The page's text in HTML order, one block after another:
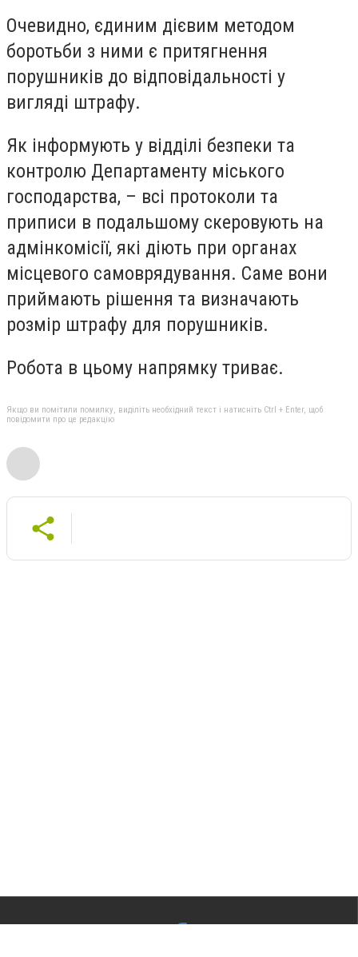
Очевидно, єдиним дієвим методом
боротьби з ними є притягнення
порушників до відповідальності у
вигляді штрафу.
Як інформують у відділі безпеки та
контролю Департаменту міського
господарства, – всі протоколи та
приписи в подальшому скеровують на
адмінкомісії, які діють при органах
місцевого самоврядування. Саме вони
приймають рішення та визначають
розмір штрафу для порушників.
Робота в цьому напрямку триває.
Якщо ви помітили помилку, виділіть необхідний текст і натисніть Ctrl + Enter, щоб
повідомити про це редакцію